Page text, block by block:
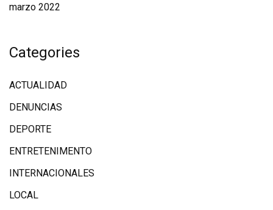
marzo 2022
Categories
ACTUALIDAD
DENUNCIAS
DEPORTE
ENTRETENIMENTO
INTERNACIONALES
LOCAL